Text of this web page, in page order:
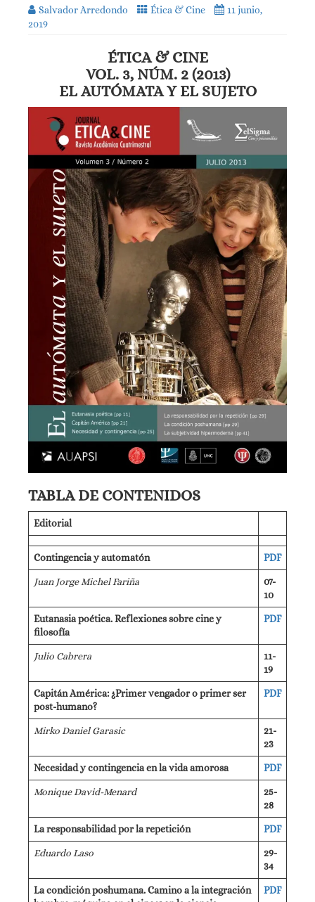
Salvador Arredondo Ética & Cine
11 junio,
2019
ÉTICA & CINE
VOL. 3, NÚM. 2 (2013)
EL AUTÓMATA Y EL SUJETO
TABLA DE CONTENIDOS
Editorial
Contingencia y automatón PDF
Juan Jorge Michel Fariña
07-
10
Eutanasia poética. Reflexiones sobre cine y
filosofía
PDF
Julio Cabrera
11-
19
Capitán América: ¿Primer vengador o primer ser
post-humano?
PDF
Mirko Daniel Garasic
21-
23
Necesidad y contingencia en la vida amorosa PDF
Monique David-Menard
25-
28
La responsabilidad por la repetición PDF
Eduardo Laso
29-
34
La condición poshumana. Camino a la integración
PDF